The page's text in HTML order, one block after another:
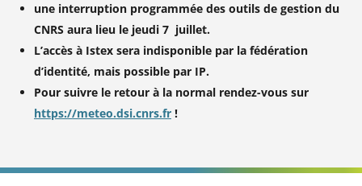
une interruption programmée des outils de gestion du
CNRS aura lieu le jeudi 7 juillet.
L’accès à Istex sera indisponible par la fédération
d’identité, mais possible par IP.
Pour suivre le retour à la normal rendez-vous sur
https://meteo.dsi.cnrs.fr !